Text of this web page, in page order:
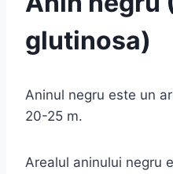
glutinosa)
Aninul negru este un
20-25 m.
Arealul aninului negru